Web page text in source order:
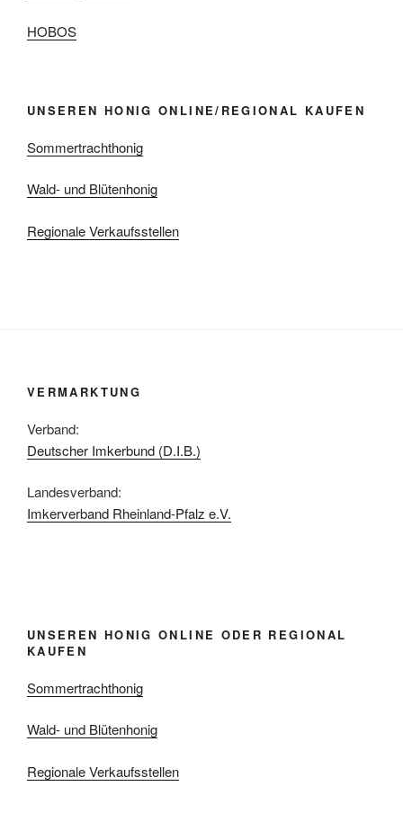
HOBOS
UNSEREN HONIG ONLINE/REGIONAL KAUFEN
Sommertrachthonig
Wald- und Blütenhonig
Regionale Verkaufsstellen
VERMARKTUNG
Verband:
Deutscher Imkerbund (D.I.B.)
Landesverband:
Imkerverband Rheinland-Pfalz e.V.
UNSEREN HONIG ONLINE ODER REGIONAL
KAUFEN
Sommertrachthonig
Wald- und Blütenhonig
Regionale Verkaufsstellen